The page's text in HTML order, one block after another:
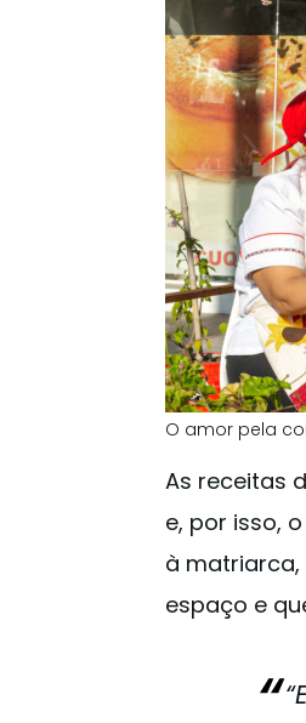
O amor pela
As receitas
e, por isso,
à matriarca,
espaço e